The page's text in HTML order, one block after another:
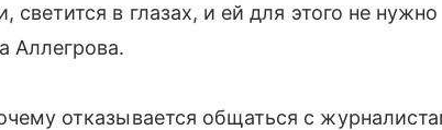
в глазах, и ей для этого не нужно
Аллегрова.
отказывается общаться с